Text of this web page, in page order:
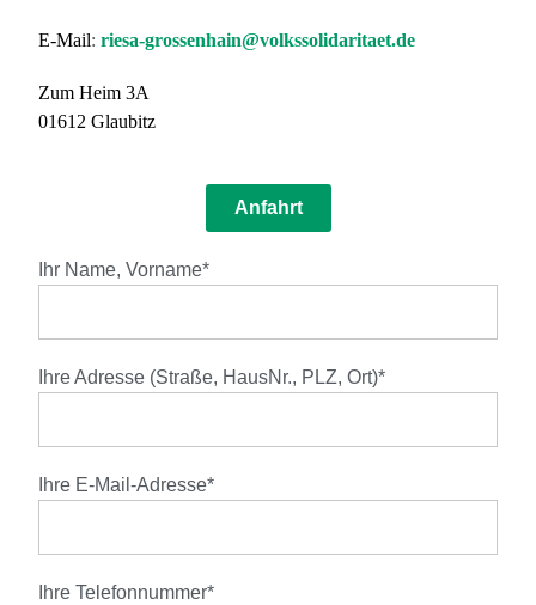
E-Mail: riesa-grossenhain@volkssolidaritaet.de
Zum Heim 3A
01612 Glaubitz
Anfahrt
Ihr Name, Vorname*
Ihre Adresse (Straße, HausNr., PLZ, Ort)*
Ihre E-Mail-Adresse*
Ihre Telefonnummer*